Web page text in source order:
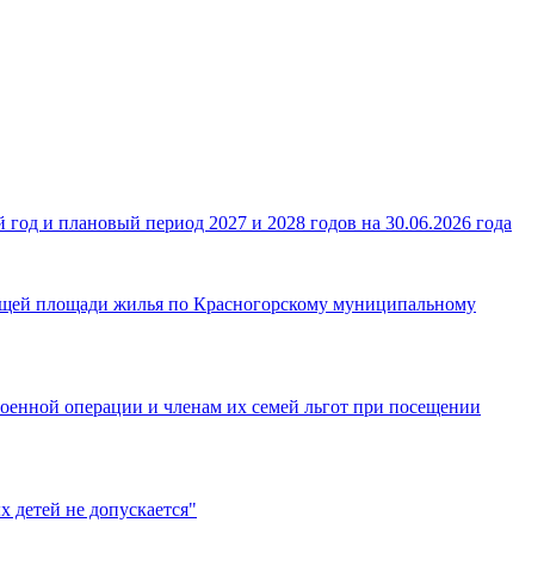
и плановый период 2027 и 2028 годов на 30.06.2026 года
площади жилья по Красногорскому муниципальному
операции и членам их семей льгот при посещении
не допускается"